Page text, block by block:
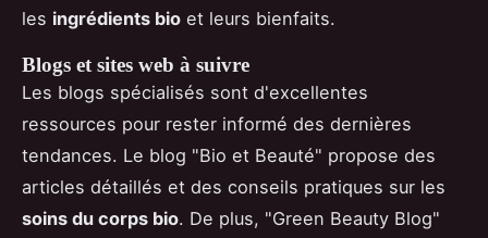
les ingrédients bio et leurs bienfaits.
Blogs et sites web à suivre
Les blogs spécialisés sont d'excellentes
ressources pour rester informé des dernières
tendances. Le blog "Bio et Beauté" propose des
articles détaillés et des conseils pratiques sur les
soins du corps bio. De plus, "Green Beauty Blog"